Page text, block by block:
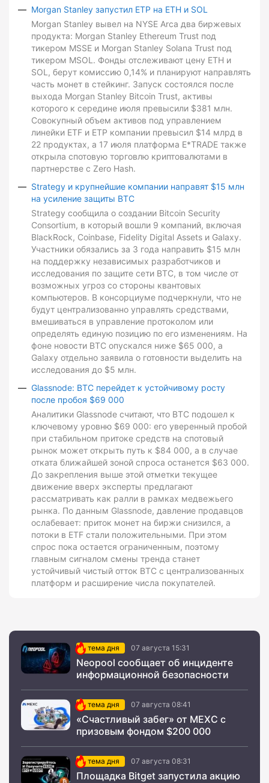
Morgan Stanley запустил ETP на ETH и SOL
Morgan Stanley вывел на NYSE Arca два биржевых
продукта: Morgan Stanley Ethereum Trust под
тикером MSSE и Morgan Stanley Solana Trust под
тикером MSOL. Фонды отслеживают цену ETH и
SOL, берут комиссию 0,14% и планируют направлять
часть монет в стейкинг. Запуск состоялся после
выхода Morgan Stanley Bitcoin Trust, активы
которого к середине июля превысили $381 млн.
Совокупный объем активов под управлением
линейки ETF и ETP компании превысил $14 млрд в
22 продуктах, а 17 июля платформа E*TRADE также
открыла спотовую торговлю криптовалютами в
партнерстве с Zero Hash.
Strategy и крупнейшие компании направят $15 млн
на усиление защиты BTC
Strategy сообщила о создании Bitcoin Security
Consortium, в который вошли 9 компаний, включая
BlackRock, Coinbase, Fidelity Digital Assets и Galaxy.
Участники обязались за 3 года направить $15 млн
на поддержку независимых разработчиков и
исследования по защите сети BTC, в том числе от
возможных угроз со стороны квантовых
компьютеров. В консорциуме подчеркнули, что не
будут централизованно управлять средствами,
вмешиваться в управление протоколом или
определять единую позицию по его изменениям. На
фоне новости BTC опускался ниже $65 000, а
Galaxy отдельно заявила о готовности выделить на
исследования до $5 млн.
Glassnode: BTC перейдет к устойчивому росту
после пробоя $69 000
Аналитики Glassnode считают, что BTC подошел к
ключевому уровню $69 000: его уверенный пробой
при стабильном притоке средств на спотовый
рынок может открыть путь к $84 000, а в случае
отката ближайшей зоной спроса останется $63 000.
До закрепления выше этой отметки текущее
движение вверх эксперты предлагают
рассматривать как ралли в рамках медвежьего
рынка. По данным Glassnode, давление продавцов
ослабевает: приток монет на биржи снизился, а
потоки в ETF стали положительными. При этом
спрос пока остается ограниченным, поэтому
главным сигналом смены тренда станет
устойчивый чистый отток BTC с централизованных
платформ и расширение числа покупателей.
тема дня 07 августа 15:31
Neopool сообщает об инциденте
информационной безопасности
тема дня 07 августа 08:41
«Счастливый забег» от MEXC с
призовым фондом $200 000
тема дня 07 августа 08:31
Площадка Bitget запустила акцию